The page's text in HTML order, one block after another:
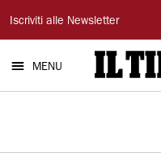
Il
Tirreno
Iscriviti alle Newsletter
MENU